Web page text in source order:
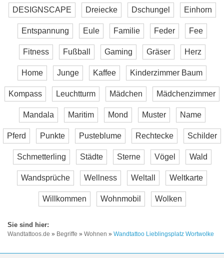
DESIGNSCAPE Dreiecke Dschungel Einhorn
Entspannung Eule Familie Feder Fee
Fitness Fußball Gaming Gräser Herz
Home Junge Kaffee Kinderzimmer Baum
Kompass Leuchtturm Mädchen Mädchenzimmer
Mandala Maritim Mond Muster Name
Pferd Punkte Pusteblume Rechtecke Schilder
Schmetterling Städte Sterne Vögel Wald
Wandsprüche Wellness Weltall Weltkarte
Willkommen Wohnmobil Wolken
Wandtattoos.de » Begriffe » Wohnen » Wandtattoo Lieblingsplatz Wortwolke